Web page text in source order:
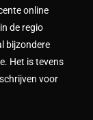
online
de regio
bijzondere
Het is tevens
voor